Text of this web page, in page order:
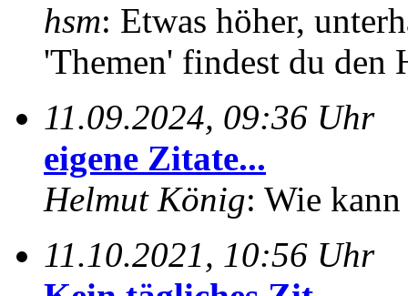
hsm: Etwas höher,
'Themen' findest du den
11.09.2024, 09:36 Uhr
eigene Zitate...
Helmut König: Wie
11.10.2021, 10:56 Uhr